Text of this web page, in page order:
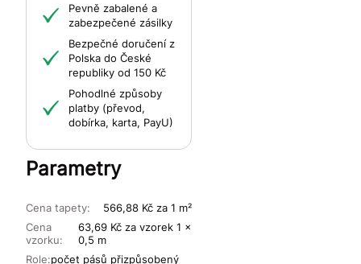
Pevně zabalené a
zabezpečené zásilky
Bezpečné doručení z
Polska do České
republiky od 150 Kč
Pohodlné způsoby
platby (převod,
dobírka, karta, PayU)
Parametry
Cena tapety:
566,88 Kč za 1 m²
Cena
vzorku:
63,69 Kč za vzorek 1 x
0,5 m
Role:počet pásů přizpůsobený